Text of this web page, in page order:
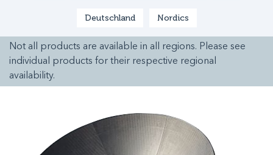
Deutschland Nordics
Not all products are available in all regions. Please see
individual products for their respective regional
availability.